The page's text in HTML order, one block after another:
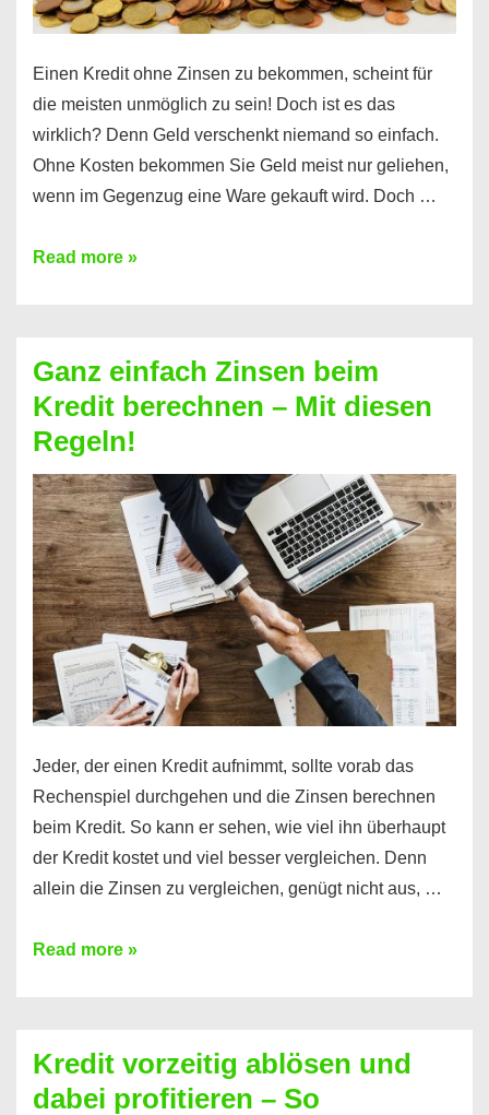
Einen Kredit ohne Zinsen zu bekommen, scheint für
die meisten unmöglich zu sein! Doch ist es das
wirklich? Denn Geld verschenkt niemand so einfach.
Ohne Kosten bekommen Sie Geld meist nur geliehen,
wenn im Gegenzug eine Ware gekauft wird. Doch …
Einen
bekommen?
So
ist
es
möglich!
Read more »
Ganz einfach Zinsen beim
Kredit berechnen – Mit diesen
Regeln!
Jeder, der einen Kredit aufnimmt, sollte vorab das
Rechenspiel durchgehen und die Zinsen berechnen
beim Kredit. So kann er sehen, wie viel ihn überhaupt
der Kredit kostet und viel besser vergleichen. Denn
allein die Zinsen zu vergleichen, genügt nicht aus, …
Ganz
Kredit
berechnen
Read more »
Kredit vorzeitig ablösen und
dabei profitieren – So